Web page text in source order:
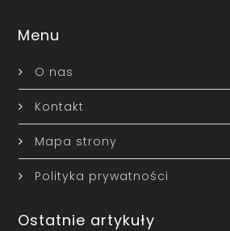
Menu
O nas
Kontakt
Mapa strony
Polityka prywatności
Ostatnie artykuły